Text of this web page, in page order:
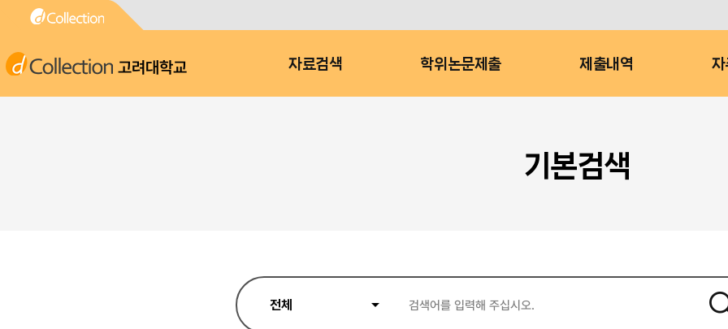
고려대학교 자료검색 학위논문제출 제출내역 자
기본검색